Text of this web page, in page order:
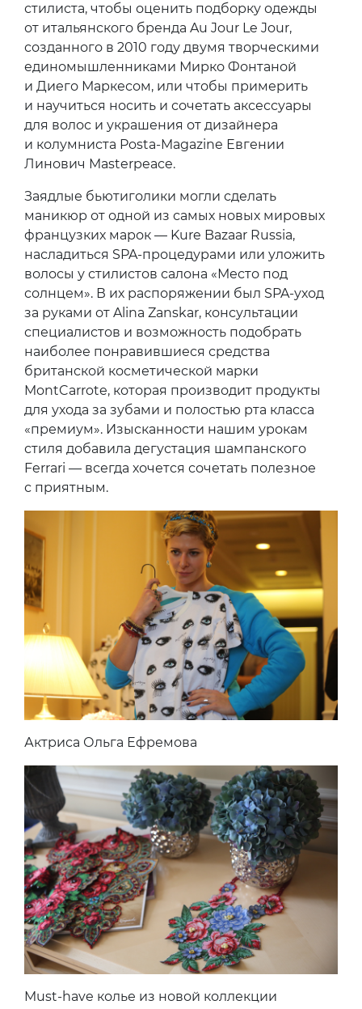
стилиста, чтобы оценить подборку одежды
от итальянского бренда Au Jour Le Jour,
созданного в 2010 году двумя творческими
единомышленниками Мирко Фонтаной
и Диего Маркесом, или чтобы примерить
и научиться носить и сочетать аксессуары
для волос и украшения от дизайнера
и колумниста Posta-Magazine Евгении
Линович Masterpeace.
Заядлые бьютиголики могли сделать
маникюр от одной из самых новых мировых
французких марок — Kure Bazaar Russia,
насладиться SPA-процедурами или уложить
волосы у стилистов салона «Место под
солнцем». В их распоряжении был SPA-уход
за руками от Alina Zanskar, консультации
специалистов и возможность подобрать
наиболее понравившиеся средства
британской косметической марки
MontCarrote, которая производит продукты
для ухода за зубами и полостью рта класса
«премиум». Изысканности нашим урокам
стиля добавила дегустация шампанского
Ferrari — всегда хочется сочетать полезное
с приятным.
Актриса Ольга Ефремова
Must-have колье из новой коллекции